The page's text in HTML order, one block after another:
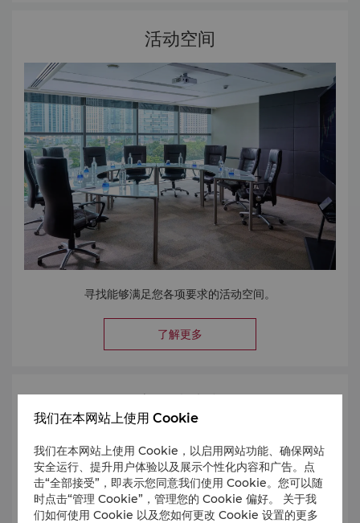
活动空间
寻找能够满足您各项要求的活动空间。
了解更多
我们在本网站上使用 Cookie
我们在本网站上使用 Cookie，以启用网站功能、确保网站
安全运行、提升用户体验以及展示个性化内容和广告。点
击“全部接受”，即表示您同意我们使用 Cookie。您可以随
时点击“管理 Cookie”，管理您的 Cookie 偏好。 关于我
们如何使用 Cookie 以及您如何更改 Cookie 设置的更多